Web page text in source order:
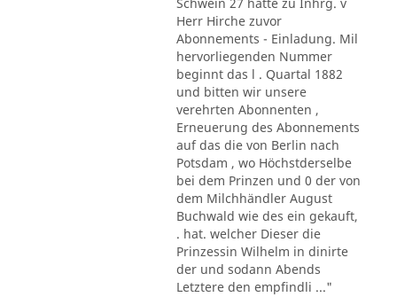
Schwein 27 hatte zu Inhrg. v
Herr Hirche zuvor
Abonnements - Einladung. Mil
hervorliegenden Nummer
beginnt das l . Quartal 1882
und bitten wir unsere
verehrten Abonnenten ,
Erneuerung des Abonnements
auf das die von Berlin nach
Potsdam , wo Höchstderselbe
bei dem Prinzen und 0 der von
dem Milchhändler August
Buchwald wie des ein gekauft,
. hat. welcher Dieser die
Prinzessin Wilhelm in dinirte
der und sodann Abends
Letztere den empfindli ..."